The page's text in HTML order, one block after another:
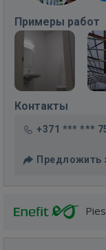
Примеры работ
Контакты
+371 *** ***
Предложить